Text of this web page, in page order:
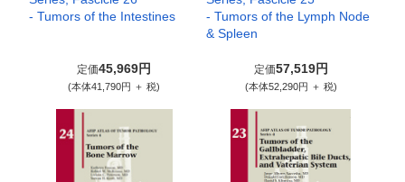
- Tumors of the Intestines
定価45,969円
(本体41,790円 ＋ 税)
- Tumors of the Lymph Node
& Spleen
定価57,519円
(本体52,290円 ＋ 税)